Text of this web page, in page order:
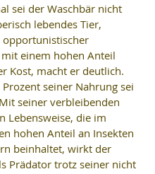
sei der Waschbär nicht
lebendes Tier,
opportunistischer
einem hohen Anteil
Kost, macht er deutlich.
seiner Nahrung sei
seiner verbleibenden
Lebensweise, die im
hohen Anteil an Insekten
beinhaltet, wirkt der
Prädator trotz seiner nicht